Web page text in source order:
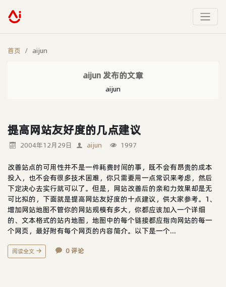
首页 aijun
aijun 发布的文章
aijun
提高网站友好度的几点建议
2004年12月29日 aijun 1997
改善站点的可用性并不是一件耗费时间的事，既不会有昂贵的成本
投入，也不会有很多技术困难，你只需要用一点常识来考虑，然后
下定决心去实行就可以了。但是，网站改善后的亲和力效果却是无
可比拟的，下面就是提高网站友好度的十点建议，供大家参考。1、
增加网站地图不管你的网站规模有多大，你都应该加入一个详细
的、文本格式的站内地图，地图中的每个链接都应指向网站的每一
个网页，最好附有每个网页的内容简介。以下是一个...
阅读全文 0 评论